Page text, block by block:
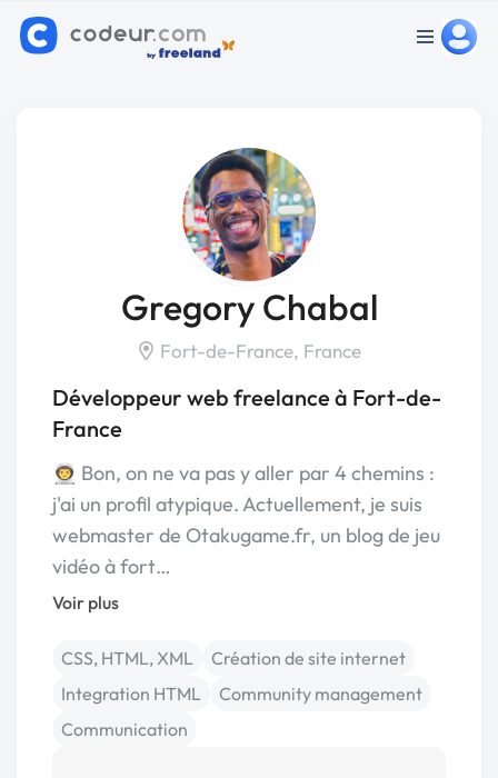
Gregory Chabal
Fort-de-France, France
Développeur web freelance à Fort-de-
France
👨‍🚀 Bon, on ne va pas y aller par 4 chemins :
j'ai un profil atypique. Actuellement, je suis
webmaster de Otakugame.fr, un blog de jeu
vidéo à fort…
Voir plus
CSS, HTML, XML
Création de site internet
Integration HTML
Community management
Communication